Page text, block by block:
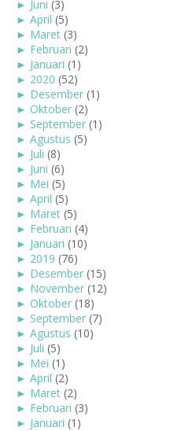
► Juni (3)
► April (5)
► Maret (3)
► Februari (2)
► Januari (1)
► 2020 (52)
► Desember (1)
► Oktober (2)
► September (1)
► Agustus (5)
► Juli (8)
► Juni (6)
► Mei (5)
► April (5)
► Maret (5)
► Februari (4)
► Januari (10)
► 2019 (76)
► Desember (15)
► November (12)
► Oktober (18)
► September (7)
► Agustus (10)
► Juli (5)
► Mei (1)
► April (2)
► Maret (2)
► Februari (3)
► Januari (1)